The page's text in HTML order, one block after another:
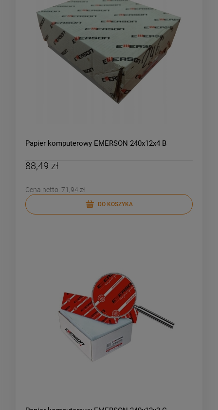
Papier komputerowy EMERSON 240x12x4 B
88,49 zł
Cena netto: 71,94 zł
DO KOSZYKA